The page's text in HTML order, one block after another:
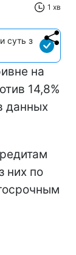
1 хв
суть з
на
14,8%
данных
них по